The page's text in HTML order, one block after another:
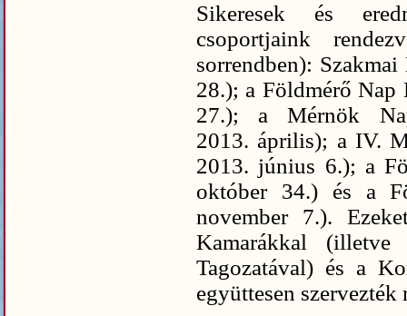
Sikeresek és
csoportjaink
sorrendben):
28.); a Földmérő Nap
27.); a Mérnök
2013. április); a IV.
2013. június 6.); a
október 34.) és a
november 7.).
Kamarákkal (illetve
Tagozatával) és a
együttesen szervezték